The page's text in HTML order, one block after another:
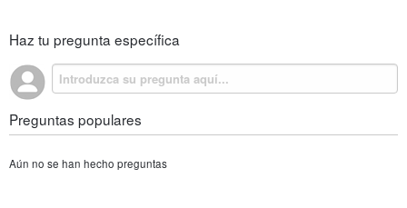
Haz tu pregunta específica
Preguntas populares
Aún no se han hecho preguntas